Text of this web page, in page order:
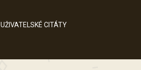
UŽIVATELSKÉ CITÁTY